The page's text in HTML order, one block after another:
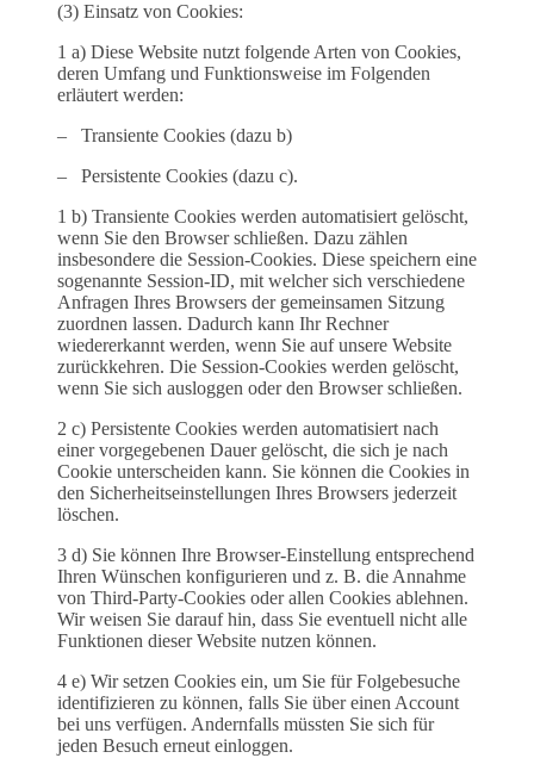
(3) Einsatz von Cookies:
1 a) Diese Website nutzt folgende Arten von Cookies,
deren Umfang und Funktionsweise im Folgenden
erläutert werden:
– Transiente Cookies (dazu b)
– Persistente Cookies (dazu c).
1 b) Transiente Cookies werden automatisiert gelöscht,
wenn Sie den Browser schließen. Dazu zählen
insbesondere die Session-Cookies. Diese speichern eine
sogenannte Session-ID, mit welcher sich verschiedene
Anfragen Ihres Browsers der gemeinsamen Sitzung
zuordnen lassen. Dadurch kann Ihr Rechner
wiedererkannt werden, wenn Sie auf unsere Website
zurückkehren. Die Session-Cookies werden gelöscht,
wenn Sie sich ausloggen oder den Browser schließen.
2 c) Persistente Cookies werden automatisiert nach
einer vorgegebenen Dauer gelöscht, die sich je nach
Cookie unterscheiden kann. Sie können die Cookies in
den Sicherheitseinstellungen Ihres Browsers jederzeit
löschen.
3 d) Sie können Ihre Browser-Einstellung entsprechend
Ihren Wünschen konfigurieren und z. B. die Annahme
von Third-Party-Cookies oder allen Cookies ablehnen.
Wir weisen Sie darauf hin, dass Sie eventuell nicht alle
Funktionen dieser Website nutzen können.
4 e) Wir setzen Cookies ein, um Sie für Folgebesuche
identifizieren zu können, falls Sie über einen Account
bei uns verfügen. Andernfalls müssten Sie sich für
jeden Besuch erneut einloggen.